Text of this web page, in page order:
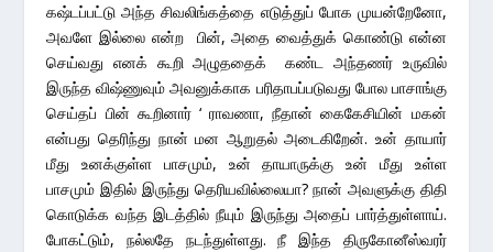
கஷ்டப்பட்டு அந்த சிவலிங்கத்தை எடுத்துப் போக முயன்றேனோ,
அவளே இல்லை என்ற பின், அதை வைத்துக் கொண்டு என்ன
செய்வது எனக் கூறி அழுததைக் கண்ட அந்தணர் உருவில்
இருந்த விஷ்ணுவும் அவனுக்காக பரிதாபப்படுவது போல பாசாங்கு
செய்தப் பின் கூறினார் ‘ ராவணா, நீதான் கைகேசியின் மகன்
என்பது தெரிந்து நான் மன ஆறுதல் அடைகிறேன். உன் தாயார்
மீது உனக்குள்ள பாசமும், உன் தாயாருக்கு உன் மீது உள்ள
பாசமும் இதில் இருந்து தெரியவில்லையா? நான் அவளுக்கு திதி
கொடுக்க வந்த இடத்தில் நீயும் இருந்து அதைப் பார்த்துள்ளாய்.
போகட்டும், நல்லதே நடந்துள்ளது. நீ இந்த திருகோனீஸ்வரர்